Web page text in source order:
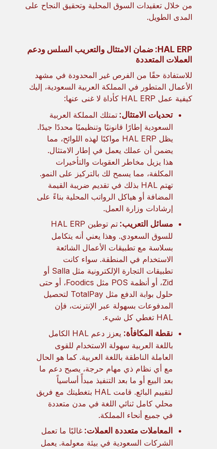
من خلال تعقيدات السوق المحلية وتحقيق النجاح على
المدى الطويل.
HAL ERP: ضمان الامتثال والتعريب السلس ودعم
العملات المتعددة
للاستفادة حقًا من الفرص غير المحدودة في مشهد
الأعمال المتطور في المملكة العربية السعودية، إليك
كيفية عمل HAL ERP كأداة لا غنى عنها:
تحديات الامتثال: تمتلك المملكة العربية
السعودية إطارًا قانونيًا وتنظيميًا محددًا جيدًا.
يظل HAL ERP مواكبًا لهذه اللوائح، مما
يضمن أن عملك يعمل في إطار الامتثال.
هذا يزيل مخاطر العقوبات والتأخيرات
المكلفة، مما يسمح لك بالتركيز على النمو.
تهتم HAL بذلك في تقديم ضريبة القيمة
المضافة أو هياكل الرواتب المحلية بناءً على
إرشادات وزارة العمل.
مسائل التعريب:
تم توطين HAL ERP
للسوق السعودي. وهذا يعني أنه يتكامل
بسلاسة مع تطبيقات الأعمال الشائعة
الاستخدام في المنطقة. سواء كانت
تطبيقات التجارة الإلكترونية مثل Salla أو
Zid، أو أنظمة POS مثل Foodics، أو حتى
حلول بوابة الدفع مثل TotalPay لتحصيل
المدفوعات بسهولة عبر الإنترنت، فإن
HAL تغطي كل شيء.
نقطة المكافأة:
يعزز دعم HAL الكامل
باللغة العربية سهولة الاستخدام للقوى
العاملة الناطقة باللغة العربية. كما هو الحال
مع أي نظام ذي مهام حرجة، يصبح دعم ما
بعد البيع أو ما بعد التنفيذ مبدأً أساسياً
لتقييم البائع. قامت HAL بتغطيتك مع فريق
محلي كامل ثنائي اللغة في مدن متعددة
في جميع أنحاء المملكة.
المعاملات متعددة العملات: غالبًا ما تعمل
الشركات السعودية في بيئة معولمة. يعمل